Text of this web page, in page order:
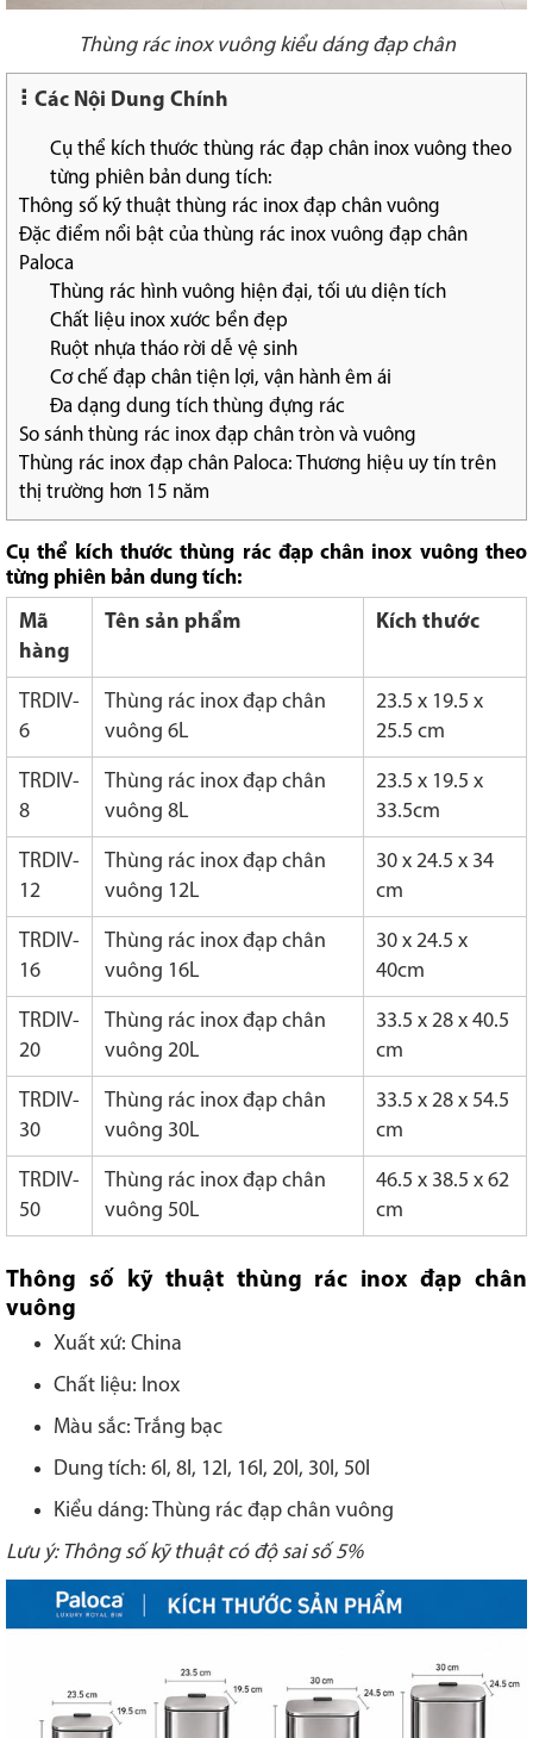
Thùng rác inox vuông kiểu dáng đạp chân
Các Nội Dung Chính
Cụ thể kích thước thùng rác đạp chân inox vuông theo
từng phiên bản dung tích:
Thông số kỹ thuật thùng rác inox đạp chân vuông
Đặc điểm nổi bật của thùng rác inox vuông đạp chân
Paloca
Thùng rác hình vuông hiện đại, tối ưu diện tích
Chất liệu inox xước bền đẹp
Ruột nhựa tháo rời dễ vệ sinh
Cơ chế đạp chân tiện lợi, vận hành êm ái
Đa dạng dung tích thùng đựng rác
So sánh thùng rác inox đạp chân tròn và vuông
Thùng rác inox đạp chân Paloca: Thương hiệu uy tín trên
thị trường hơn 15 năm
Cụ thể kích thước thùng rác đạp chân inox vuông theo
từng phiên bản dung tích:
Mã
hàng
Tên sản phẩm Kích thước
TRDIV-
6
Thùng rác inox đạp chân
vuông 6L
23.5 x 19.5 x
25.5 cm
TRDIV-
8
Thùng rác inox đạp chân
vuông 8L
23.5 x 19.5 x
33.5cm
TRDIV-
12
Thùng rác inox đạp chân
vuông 12L
30 x 24.5 x 34
cm
TRDIV-
16
Thùng rác inox đạp chân
vuông 16L
30 x 24.5 x
40cm
TRDIV-
20
Thùng rác inox đạp chân
vuông 20L
33.5 x 28 x 40.5
cm
TRDIV-
30
Thùng rác inox đạp chân
vuông 30L
33.5 x 28 x 54.5
cm
TRDIV-
50
Thùng rác inox đạp chân
vuông 50L
46.5 x 38.5 x 62
cm
Thông số kỹ thuật thùng rác inox đạp chân
vuông
Xuất xứ: China
Chất liệu: Inox
Màu sắc: Trắng bạc
Dung tích: 6l, 8l, 12l, 16l, 20l, 30l, 50l
Kiểu dáng: Thùng rác đạp chân vuông
Lưu ý: Thông số kỹ thuật có độ sai số 5%